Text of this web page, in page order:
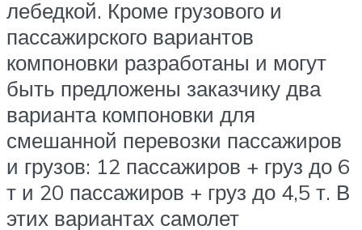
лебедкой. Кроме грузового и
пассажирского вариантов
компоновки разработаны и могут
быть предложены заказчику два
варианта компоновки для
смешанной перевозки пассажиров
и грузов: 12 пассажиров + груз до 6
т и 20 пассажиров + груз до 4,5 т. В
этих вариантах самолет